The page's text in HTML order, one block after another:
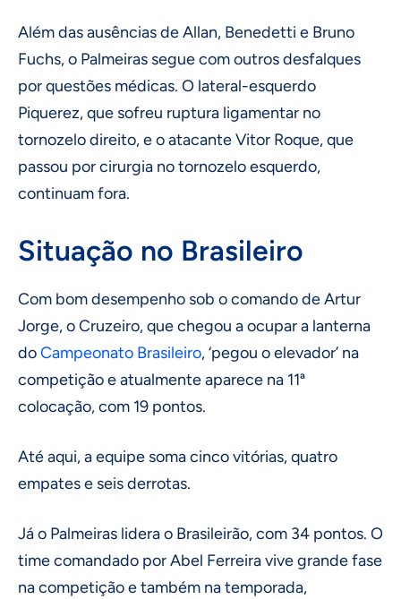
Além das ausências de Allan, Benedetti e Bruno
Fuchs, o Palmeiras segue com outros desfalques
por questões médicas. O lateral-esquerdo
Piquerez, que sofreu ruptura ligamentar no
tornozelo direito, e o atacante Vitor Roque, que
passou por cirurgia no tornozelo esquerdo,
continuam fora.
Situação no Brasileiro
Com bom desempenho sob o comando de Artur
Jorge, o Cruzeiro, que chegou a ocupar a lanterna
doCampeonato Brasileiro, ‘pegou o elevador’ na
competição e atualmente aparece na 11ª
colocação, com 19 pontos.
Até aqui, a equipe soma cinco vitórias, quatro
empates e seis derrotas.
Já o Palmeiras lidera o Brasileirão, com 34 pontos. O
time comandado por Abel Ferreira vive grande fase
na competição e também na temporada,